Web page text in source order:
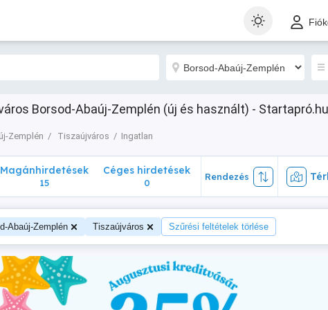
Borsod-Abaúj-Zemplén (új és használt) - Startapró.hu
Zemplén Tiszaújváros Ingatlan
Magánhirdetések
15
Céges hirdetések
0
Rendezés
Abaúj-Zemplén Tiszaújváros Szűrési feltételek törlése